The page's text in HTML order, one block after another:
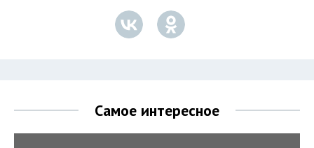
Самое интересное